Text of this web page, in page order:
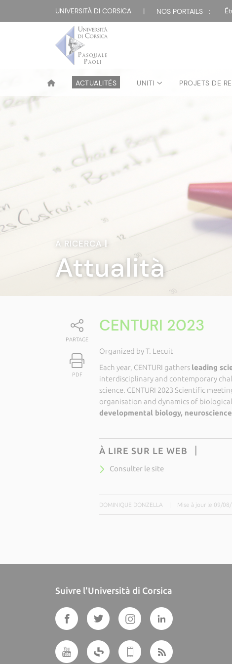
UNIVERSITÀ DI CORSICA | NOS PORTAILS :
ACTUALITÉS UNITI PROJETS DE
A RICERCA|
Attualità
PARTAGE
PDF
CENTURI 2023
Organized by T. Lecuit
Each year, CENTURI gathers leading
interdisciplinary and contemporary
science. CENTURI 2023 Scientific
organisation and dynamics of
developmental biology,
À LIRE SUR LE WEB
Consulter le site
DOMINIQUE DONZELLA Mise à jour le 09/
Suivre l'Università di Corsica